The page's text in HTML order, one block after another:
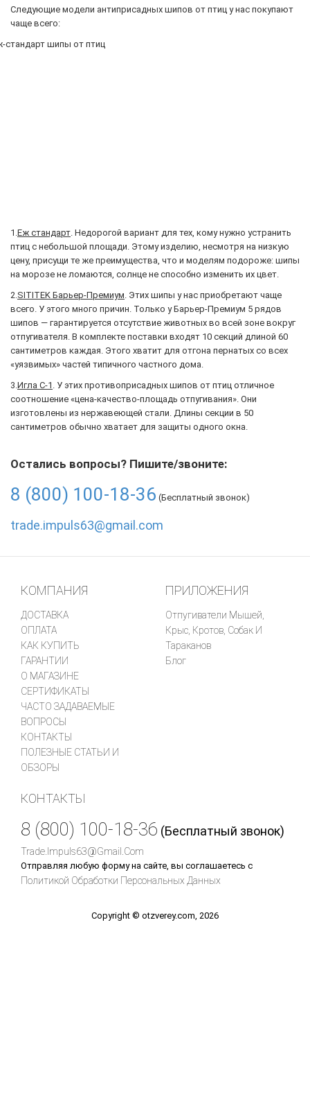
Следующие модели антиприсадных шипов от птиц у нас покупают
чаще всего:
1.Еж стандарт. Недорогой вариант для тех, кому нужно устранить
птиц с небольшой площади. Этому изделию, несмотря на низкую
цену, присущи те же преимущества, что и моделям подороже: шипы
на морозе не ломаются, солнце не способно изменить их цвет.
2.SITITEK Барьер-Премиум. Этих шипы у нас приобретают чаще
всего. У этого много причин. Только у Барьер-Премиум 5 рядов
шипов — гарантируется отсутствие животных во всей зоне вокруг
отпугивателя. В комплекте поставки входят 10 секций длиной 60
сантиметров каждая. Этого хватит для отгона пернатых со всех
«уязвимых» частей типичного частного дома.
3.Игла С-1 . У этих противоприсадных шипов от птиц отличное
соотношение «цена-качество-площадь отпугивания». Они
изготовлены из нержавеющей стали. Длины секции в 50
сантиметров обычно хватает для защиты одного окна.
Остались вопросы? Пишите/звоните:
8 (800) 100-18-36 (Бесплатный звонок)
trade.impuls63@gmail.com
КОМПАНИЯ
ДОСТАВКА
ОПЛАТА
КАК КУПИТЬ
ГАРАНТИИ
О МАГАЗИНЕ
СЕРТИФИКАТЫ
ЧАСТО ЗАДАВАЕМЫЕ
ВОПРОСЫ
КОНТАКТЫ
ПОЛЕЗНЫЕ СТАТЬИ И
ОБЗОРЫ
ПРИЛОЖЕНИЯ
Отпугиватели Мышей,
Крыс, Кротов, Собак И
Тараканов
Блог
КОНТАКТЫ
8 (800) 100-18-36 (Бесплатный звонок)
Trade.impuls63@gmail.com
Отправляя любую форму на сайте, вы соглашаетесь с
Политикой Обработки Персональных Данных
Copyright © otzverey.com, 2026